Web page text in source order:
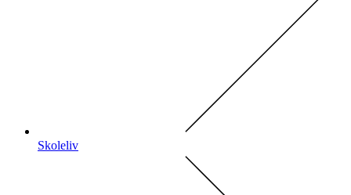
Skoleliv